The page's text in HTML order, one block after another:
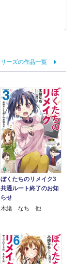
ーズの作品一覧
ぼくたちのリメイク3
共通ルート終了のお知
らせ
木緒 なち 他